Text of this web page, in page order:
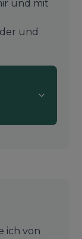
und mit
und
ich von